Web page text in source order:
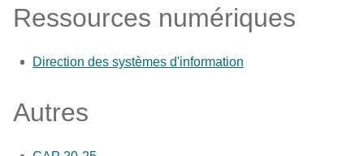
Ressources numériques
Direction des systèmes d'information
Autres